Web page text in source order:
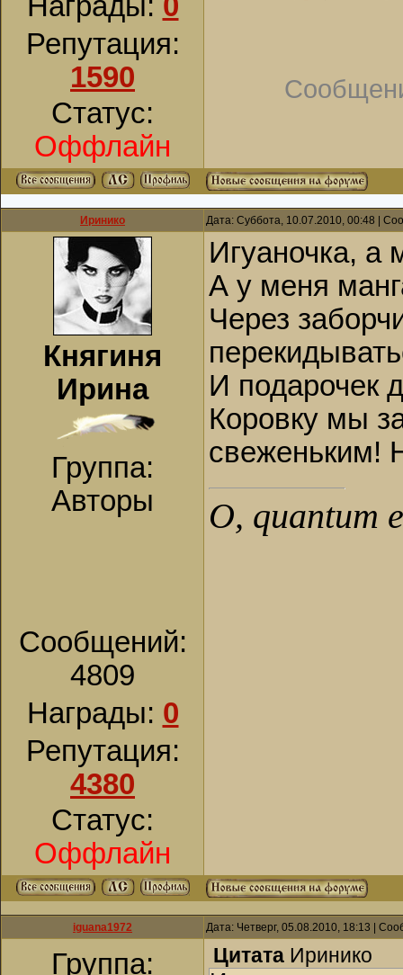
Репутация:
1590
Статус:
Оффлайн
Иринико Дата: Суббота, 10.07.2010, 00:48 |
Княгиня
Ирина
Группа:
Авторы
Сообщений:
4809
Награды: 0
Репутация:
4380
Статус:
Оффлайн
Игуаночка, а
А у меня
Через
И подарочек
Коровку мы
свеженьким!
О, quantum
iguana1972 Дата: Четверг, 05.08.2010, 18:13 |
Группа: Цитата Иринико